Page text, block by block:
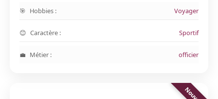
Hobbies : Voyager
Caractère : Sportif
Métier : officier